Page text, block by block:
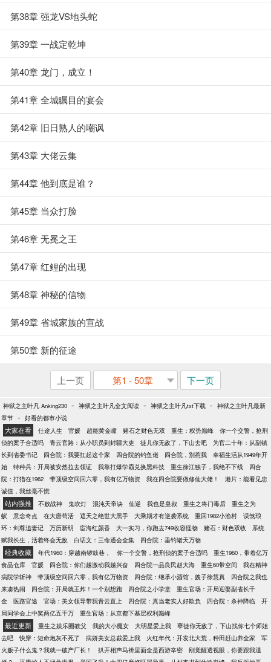
第38章 强龙VS地头蛇
第39章 一战定乾坤
第40章 龙门，成立！
第41章 全城瞩目的宴会
第42章 旧日熟人的嘲讽
第43章 大佬云集
第44章 他到底是谁？
第45章 当众打脸
第46章 无冕之王
第47章 红鲤的出现
第48章 神秘的信物
第49章 省城家族的宣战
第50章 新的征途
上一页 第1 - 50章 下一页
神狱之主叶凡 Anking230 - 神狱之主叶凡全文阅读 - 神狱之主叶凡txt下载 - 神狱之主叶凡最新
章节 - 好看的都市小说
大家在看 仕途人生 官媛 超能黄金瞳 赌石之财色无双 重生：权势巅峰
你一个交警，抢刑
侦的案子合适吗
青云官路：从小职员到封疆大吏 徒儿你无敌了，下山去吧
为官二十年：从副镇
长到省委书记
四合院：我要扛起这个家 四合院的钓鱼佬 四合院，别惹我
幸福生活从1949年开
始
特种兵：开局被安然拉去领证 我靠打爆学霸兑换黑科技 重生徐江独子，我绝不下线
四合
院：打猎在1962
带顶级空间回六零，我有亿万物资 我在四合院要做修仙大佬！
港片：能看见忠
诚值，我丝毫不慌
站内强推 不败战神 鬼吹灯 混沌天帝诀 仙逆 我也是皇叔 重生之将门毒后
重生之为
蚁
意念奇点 在大唐苟活 遮天之绝世大黑手 大乘期才有逆袭系统 重回1982小渔村
误煞琅
环：剑尊追妻记
万历新明 宦海红颜香 大一实习，你跑去749收容怪物 赌石：财色双收
系统
赋我长生，活着终会无敌
白话文：三命通会全集 四合院：垂钓诸天万物
经典收藏 年代1960：穿越南锣鼓巷， 你一个交警，抢刑侦的案子合适吗
重生1960，带着亿万
食品仓库
官媛 四合院：你们越激动我越兴奋 四合院一品良民赵大海 重生60带空间
我在精神
病院学斩神
带顶级空间回六零，我有亿万物资 四合院：继承小酒馆，嫂子徐慧真
四合院之我也
来凑热闹
四合院：开局就王炸！一个别想跑 四合院之小学堂
重生官场：开局迎娶副省长千
金
医路官途 官场：美女领导带我青云直上 四合院：真当老实人好欺负 四合院：杀神降临
开
局同学会上中奖两亿五千万
重生官场：从京都下基层权利巅峰
最近更新 重生之娱乐圈教父 我的大小魔女 大明星爱上我
孽徒你无敌了，下山找你七个师姐
去吧
快穿：短命炮灰不死了 病娇美女总裁爱上我 火红年代：开发北大荒，种田赶山养全家
军
火贩子什么鬼？我就一破产厂长！
扒开相声马褂里面全是西游辛密
刚觉醒透视眼，你要跟我退